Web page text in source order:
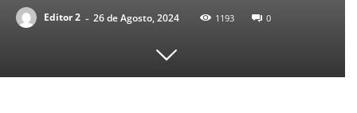
Editor 2 - 26 de Agosto, 2024 1193 0